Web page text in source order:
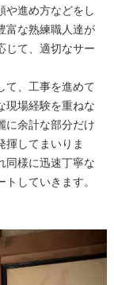
や進め方などをし
富な熟練職人達が
じて、適切なサー
て、工事を進めて
現場経験を重ねな
に余計な部分だけ
揮してまいりま
同様に迅速丁寧な
していきます。